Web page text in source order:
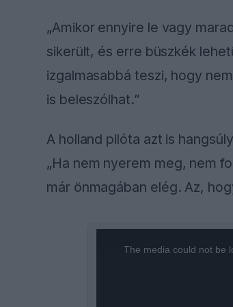
„Amikor ennyire le vagy
sikerült, és erre büszkék
izgalmasabbá teszi, hogy
is beleszólhat.”
A holland pilóta azt is
„Ha nem nyerem meg, nem
már önmagában elég. Az,
The media could not be